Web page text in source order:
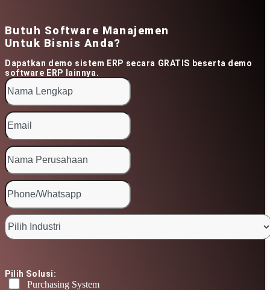
Butuh Software Manajemen
Untuk Bisnis Anda?
Dapatkan demo sistem ERP secara GRATIS beserta demo
software ERP lainnya.
Pilih Solusi:
Purchasing System